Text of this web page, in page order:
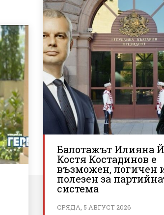
Балотажът Илияна
Костя Костадинов е
възможен, логичен
полезен за
система
СРЯДА, 5 АВГУСТ 2026